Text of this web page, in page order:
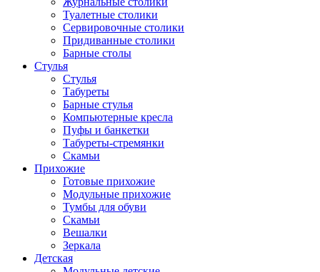
Туалетные столики
Сервировочные столики
Придиванные столики
Барные столы
Стулья
Стулья
Табуреты
Барные стулья
Компьютерные кресла
Пуфы и банкетки
Табуреты-стремянки
Скамьи
Прихожие
Готовые прихожие
Модульные прихожие
Тумбы для обуви
Скамьи
Вешалки
Зеркала
Детская